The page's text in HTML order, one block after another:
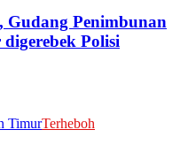
Gudang Penimbunan
Polisi
TimurTerheboh